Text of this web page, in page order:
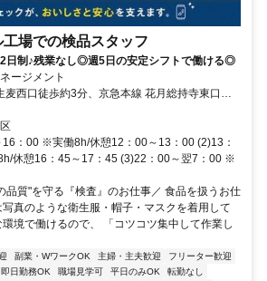
場での検品スタッフ
日制♪残業なし◎週5日の安定シフトで働ける◎
ージメント
麦西口徒歩約3分、京急本線 花月総持寺東口徒
国道徒歩約12分 京急本線「生麦駅」より徒歩
：00 ※実働8h/休憩12：00～13：00 (2)13：
休憩16：45～17：45 (3)22：00～翌7：00 ※
品質"を守る『検査』のお仕事／ 食品を扱うお仕
真のような衛生服・帽子・マスクを着用して
境で働けるので、 「コツコツ集中して作業し
副業・WワークOK 主婦・主夫歓迎
フリーター歓迎
即日勤務OK 職場見学可 平日のみOK
転勤なし